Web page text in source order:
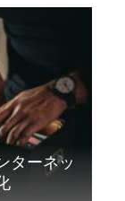
ターネッ